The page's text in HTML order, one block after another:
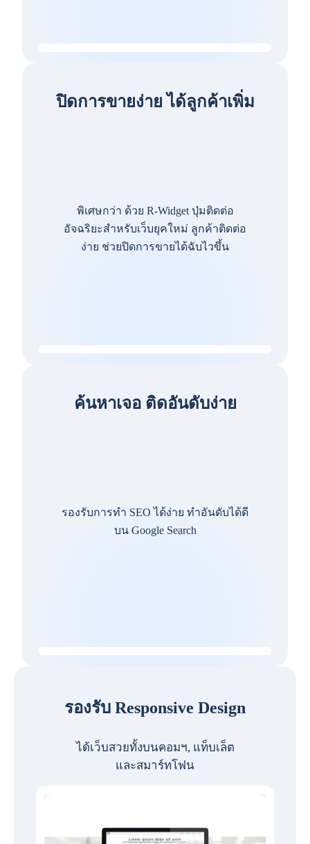
ปิดการขายง่าย ได้ลูกค้าเพิ่ม
พิเศษกว่า ด้วย R-Widget ปุ่มติดต่อ
อัจฉริยะสำหรับเว็บยุคใหม่ ลูกค้าติดต่อ
ง่าย ช่วยปิดการขายได้ฉับไวขึ้น
ค้นหาเจอ ติดอันดับง่าย
รองรับการทำ SEO ได้ง่าย ทำอันดับได้ดี
บน Google Search
รองรับ Responsive Design
ได้เว็บสวยทั้งบนคอมฯ, แท็บเล็ต
และสมาร์ทโฟน